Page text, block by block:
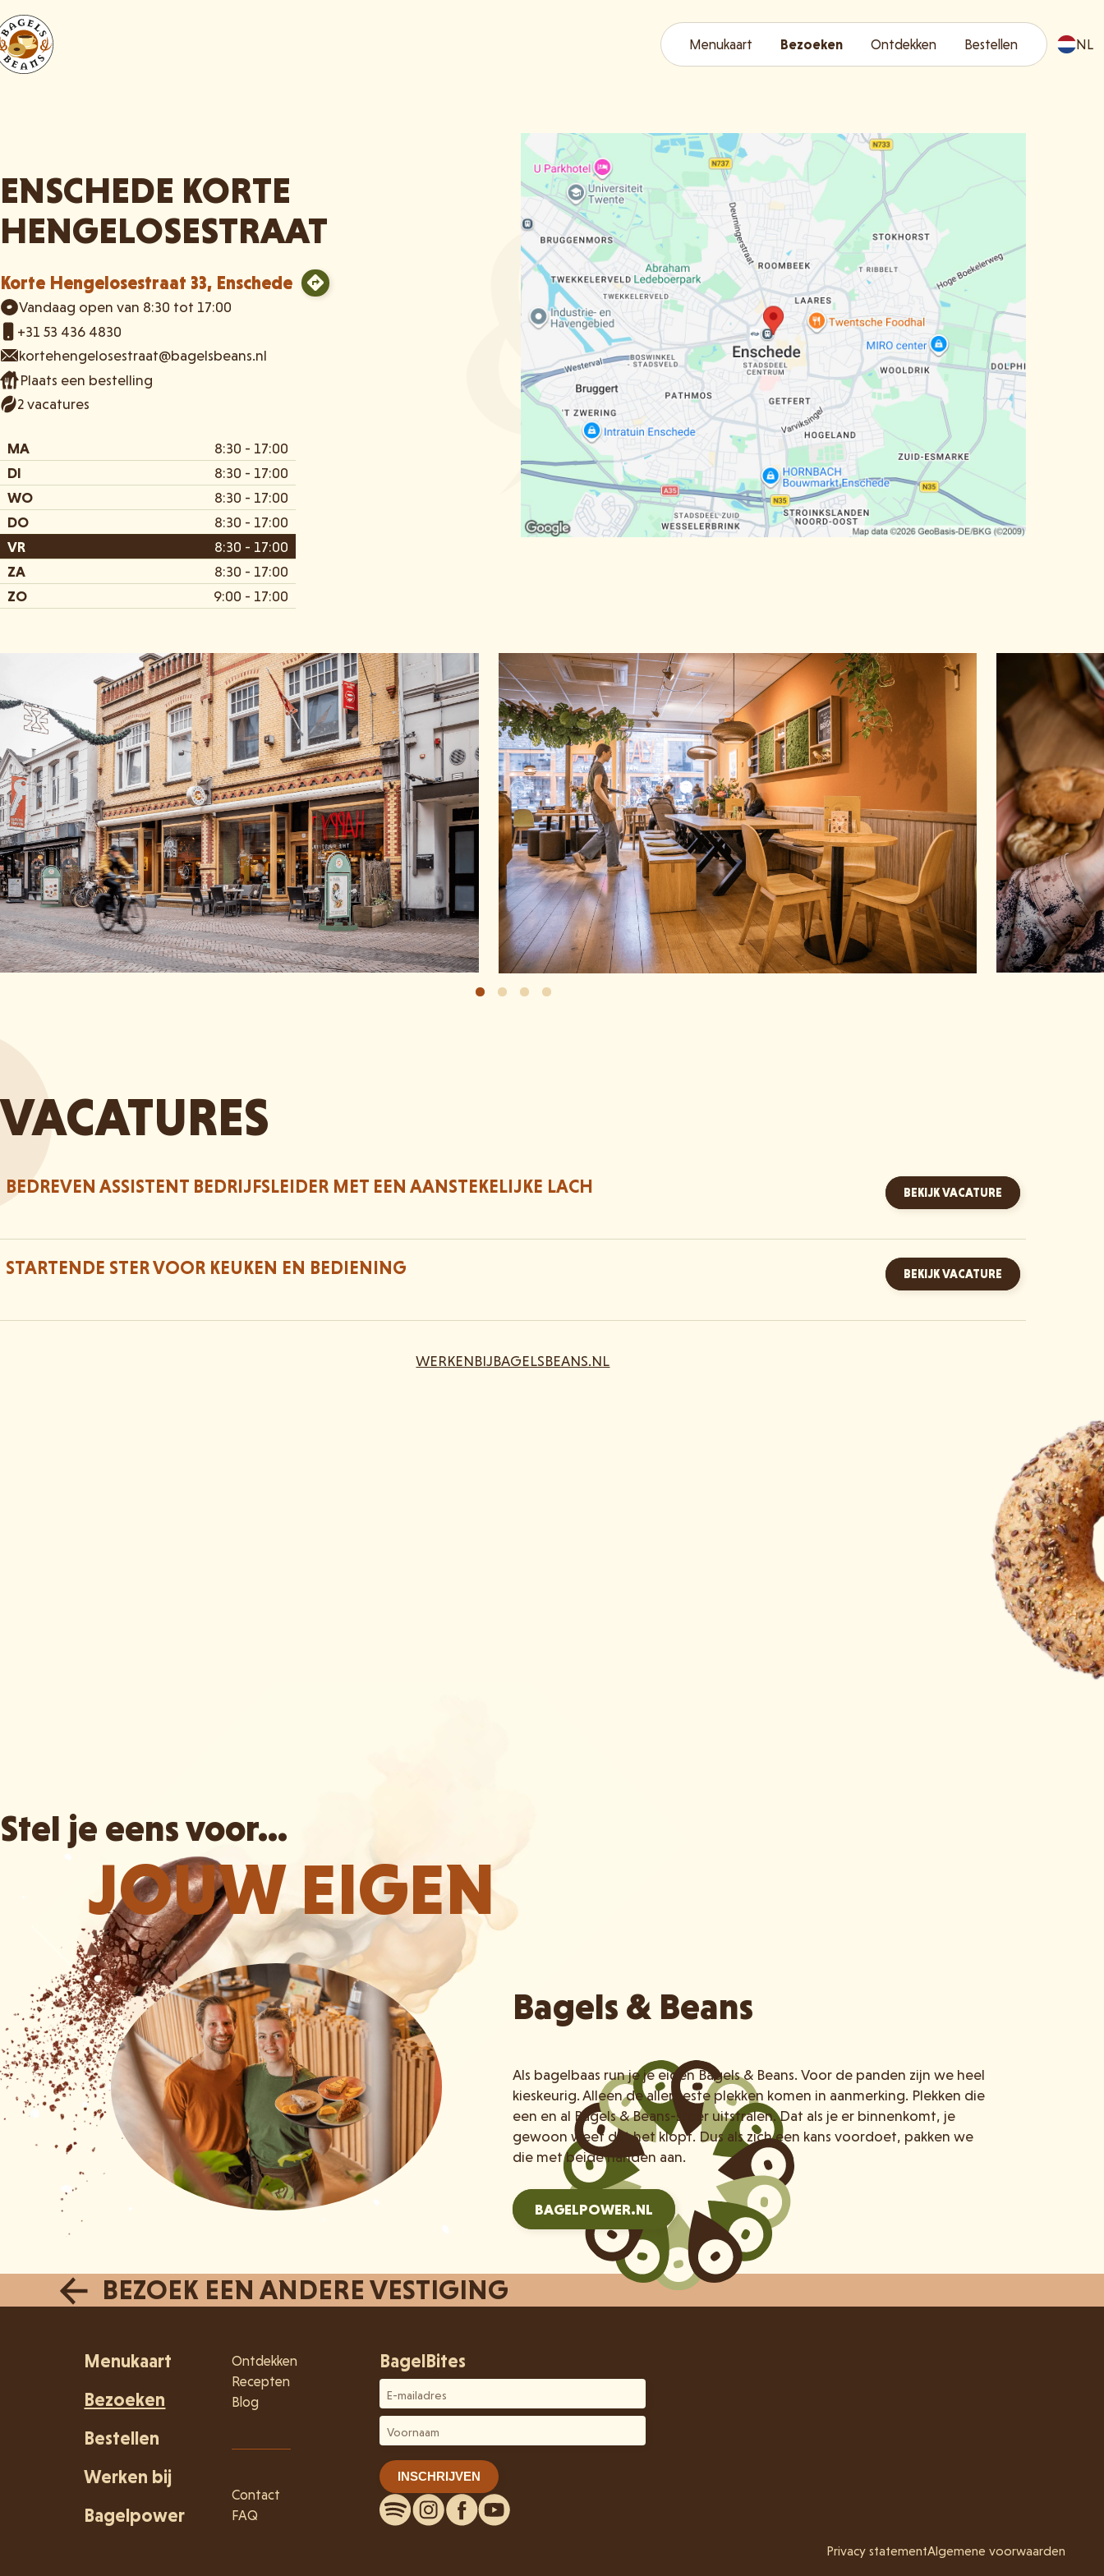
Menukaart Bezoeken Ontdekken Bestellen NL
ENSCHEDE KORTE
HENGELOSESTRAAT
Korte Hengelosestraat 33, Enschede
Vandaag open van 8:30 tot 17:00
+31 53 436 4830
kortehengelosestraat@bagelsbeans.nl
Plaats een bestelling
2 vacatures
MA
8:30 - 17:00
DI
8:30 - 17:00
WO
8:30 - 17:00
DO
8:30 - 17:00
VR
8:30 - 17:00
ZA
8:30 - 17:00
ZO
9:00 - 17:00
VACATURES
BEDREVEN ASSISTENT BEDRIJFSLEIDER MET EEN AANSTEKELIJKE LACH BEKIJK VACATURE
STARTENDE STER VOOR KEUKEN EN BEDIENING BEKIJK VACATURE
WERKENBIJBAGELSBEANS.NL
Stel je eens voor...
JOUW EIGEN
Bagels & Beans
Als bagelbaas run je je eigen Bagels & Beans. Voor de panden zijn we heel
kieskeurig. Alleen de allerbeste plekken komen in aanmerking. Plekken die
een en al Bagels & Beans-sfeer uitstralen. Dat als je er binnenkomt, je
gewoon weet dat het klopt. Dus als zich een kans voordoet, pakken we
die met beide handen aan.
BAGELPOWER.NL
BEZOEK EEN ANDERE VESTIGING
Menukaart
Bezoeken
Bestellen
Werken bij
Bagelpower
Ontdekken
Recepten
Blog
Contact
FAQ
BagelBites
Privacy statementAlgemene voorwaarden